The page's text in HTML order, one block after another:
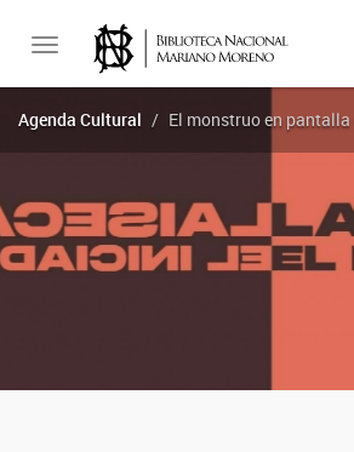
Toggle
Agenda Cultural El monstruo en